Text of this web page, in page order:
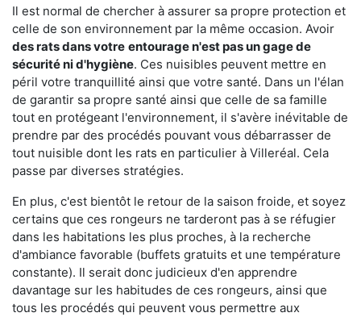
Il est normal de chercher à assurer sa propre protection et
celle de son environnement par la même occasion. Avoir
des rats dans votre entourage n'est pas un gage de
sécurité ni d'hygiène. Ces nuisibles peuvent mettre en
péril votre tranquillité ainsi que votre santé. Dans un l'élan
de garantir sa propre santé ainsi que celle de sa famille
tout en protégeant l'environnement, il s'avère inévitable de
prendre par des procédés pouvant vous débarrasser de
tout nuisible dont les rats en particulier à Villeréal. Cela
passe par diverses stratégies.
En plus, c'est bientôt le retour de la saison froide, et soyez
certains que ces rongeurs ne tarderont pas à se réfugier
dans les habitations les plus proches, à la recherche
d'ambiance favorable (buffets gratuits et une température
constante). Il serait donc judicieux d'en apprendre
davantage sur les habitudes de ces rongeurs, ainsi que
tous les procédés qui peuvent vous permettre aux